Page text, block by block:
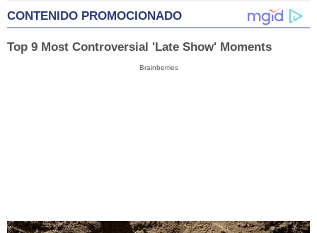
CONTENIDO PROMOCIONADO
Top 9 Most Controversial 'Late Show' Moments
Brainberries